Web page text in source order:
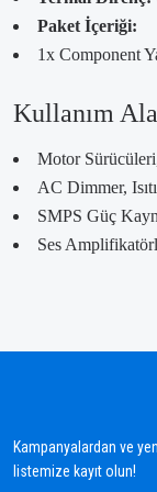
Paket İçeriği:
1x Component
Kullanım
Motor
AC Dimmer,
SMPS Güç
Ses
Ürün bilgilerinde
Ürün fiyatı diğer
Kampanyalardan ve
listemize kayıt olun!